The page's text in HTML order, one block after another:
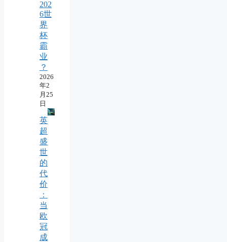
202
6世
界
杯
霸
业
？
2026
年2
月25
日
英
超
盛
世
的
代
价
：
当
欧
冠
成